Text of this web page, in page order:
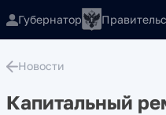
Губернатор
Новости
Капитальный